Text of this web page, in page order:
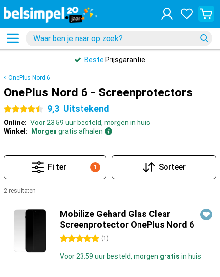
Beste Prijsgarantie
OnePlus Nord 6
OnePlus Nord 6 - Screenprotectors
4.5 sterren 9,3 Uitstekend
Online: Voor 23:59 uur besteld, morgen in huis
Winkel:
Morgen gratis afhalen
1
Filter Sorteer
2 resultaten
Mobilize Gehard Glas Clear
Screenprotector OnePlus Nord 6
5 sterren (1 )
Voor 23:59 uur besteld, morgen gratis in huis